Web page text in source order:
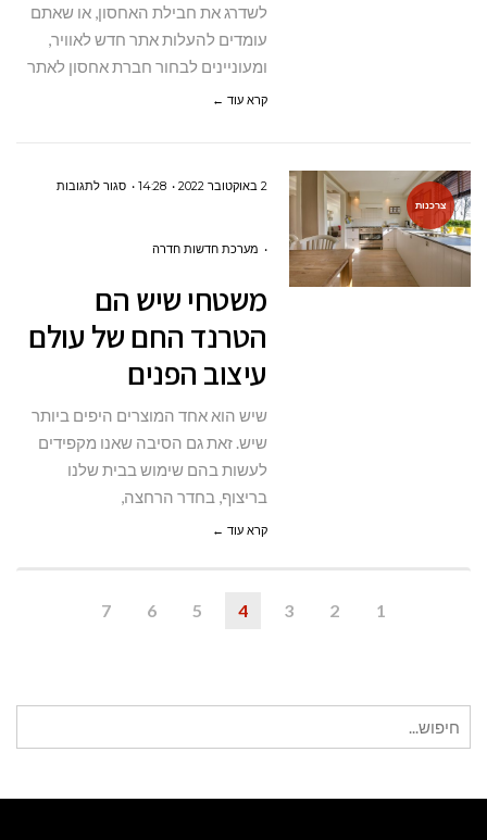
לשדרג את חבילת האחסון, או שאתם
עומדים להעלות אתר חדש לאוויר,
ומעוניינים לבחור חברת אחסון לאתר
קרא עוד ←
צרכנות
2 באוקטובר 2022 14:28 סגור לתגובותעל
החם
מערכת חדשות חדרה
משטחי שיש הם
הטרנד החם של עולם
עיצוב הפנים
שיש הוא אחד המוצרים היפים ביותר
שיש. זאת גם הסיבה שאנו מקפידים
לעשות בהם שימוש בבית שלנו
בריצוף, בחדר הרחצה,
קרא עוד ←
1
2
3
4
5
6
7
עבור: